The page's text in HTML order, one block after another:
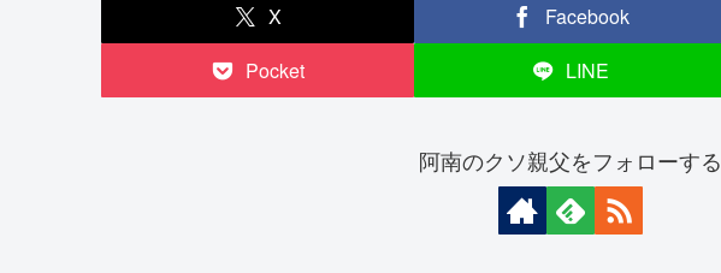
X Facebook
Pocket
LINE
阿南のクソ親父をフォローする